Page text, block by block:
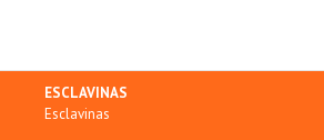
ESCLAVINAS
Esclavinas